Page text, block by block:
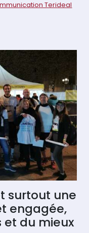
Terideal
surtout une
engagée,
et du mieux